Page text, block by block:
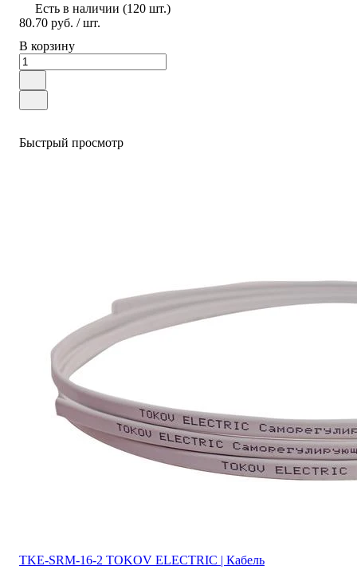
Есть в наличии (120 шт.)
80.70 руб. / шт.
В корзину
Быстрый просмотр
TKE-SRM-16-2 TOKOV ELECTRIC | Кабель